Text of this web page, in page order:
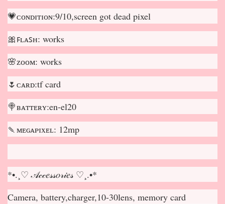
💗ᴄᴏɴᴅɪᴛɪᴏɴ:9/10,screen got dead pixel
🎀ꜰʟᴀꜱʜ: works
🌸ᴢᴏᴏᴍ: works
🌷ᴄᴀʀᴅ:tf card
🍭ʙᴀᴛᴛᴇʀʏ:en-el20
🍡ᴍᴇɢᴀᴘɪxᴇʟ: 12mp
*•.¸♡ 𝒜𝒸𝒸𝑒𝓈𝓈𝑜𝓇𝒾𝑒𝓈 ♡¸.•*
Camera, battery,charger,10-30lens, memory card